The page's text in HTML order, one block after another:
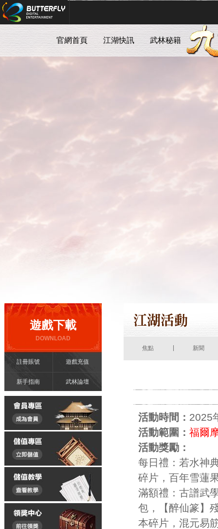
官網首頁 江湖快訊 武林秘籍
遊戲下載
DOWNLOAD
註冊賬號 遊戲充值
新手指南 武林論壇
焦點 新聞
活動時間： 2025
活動範圍： 福爾
活動獎勵：
每日 禮 ： 若水神
碎片，百年雪蓮
滿額禮：古譜武
包，
【醉仙篆】
本碎片 ，混元易